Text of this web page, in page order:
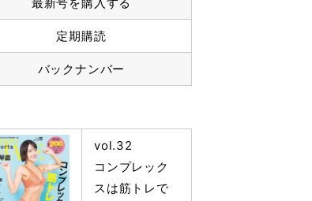
定期購読
バックナンバー
vol.32
コンプレック
スは筋トレで